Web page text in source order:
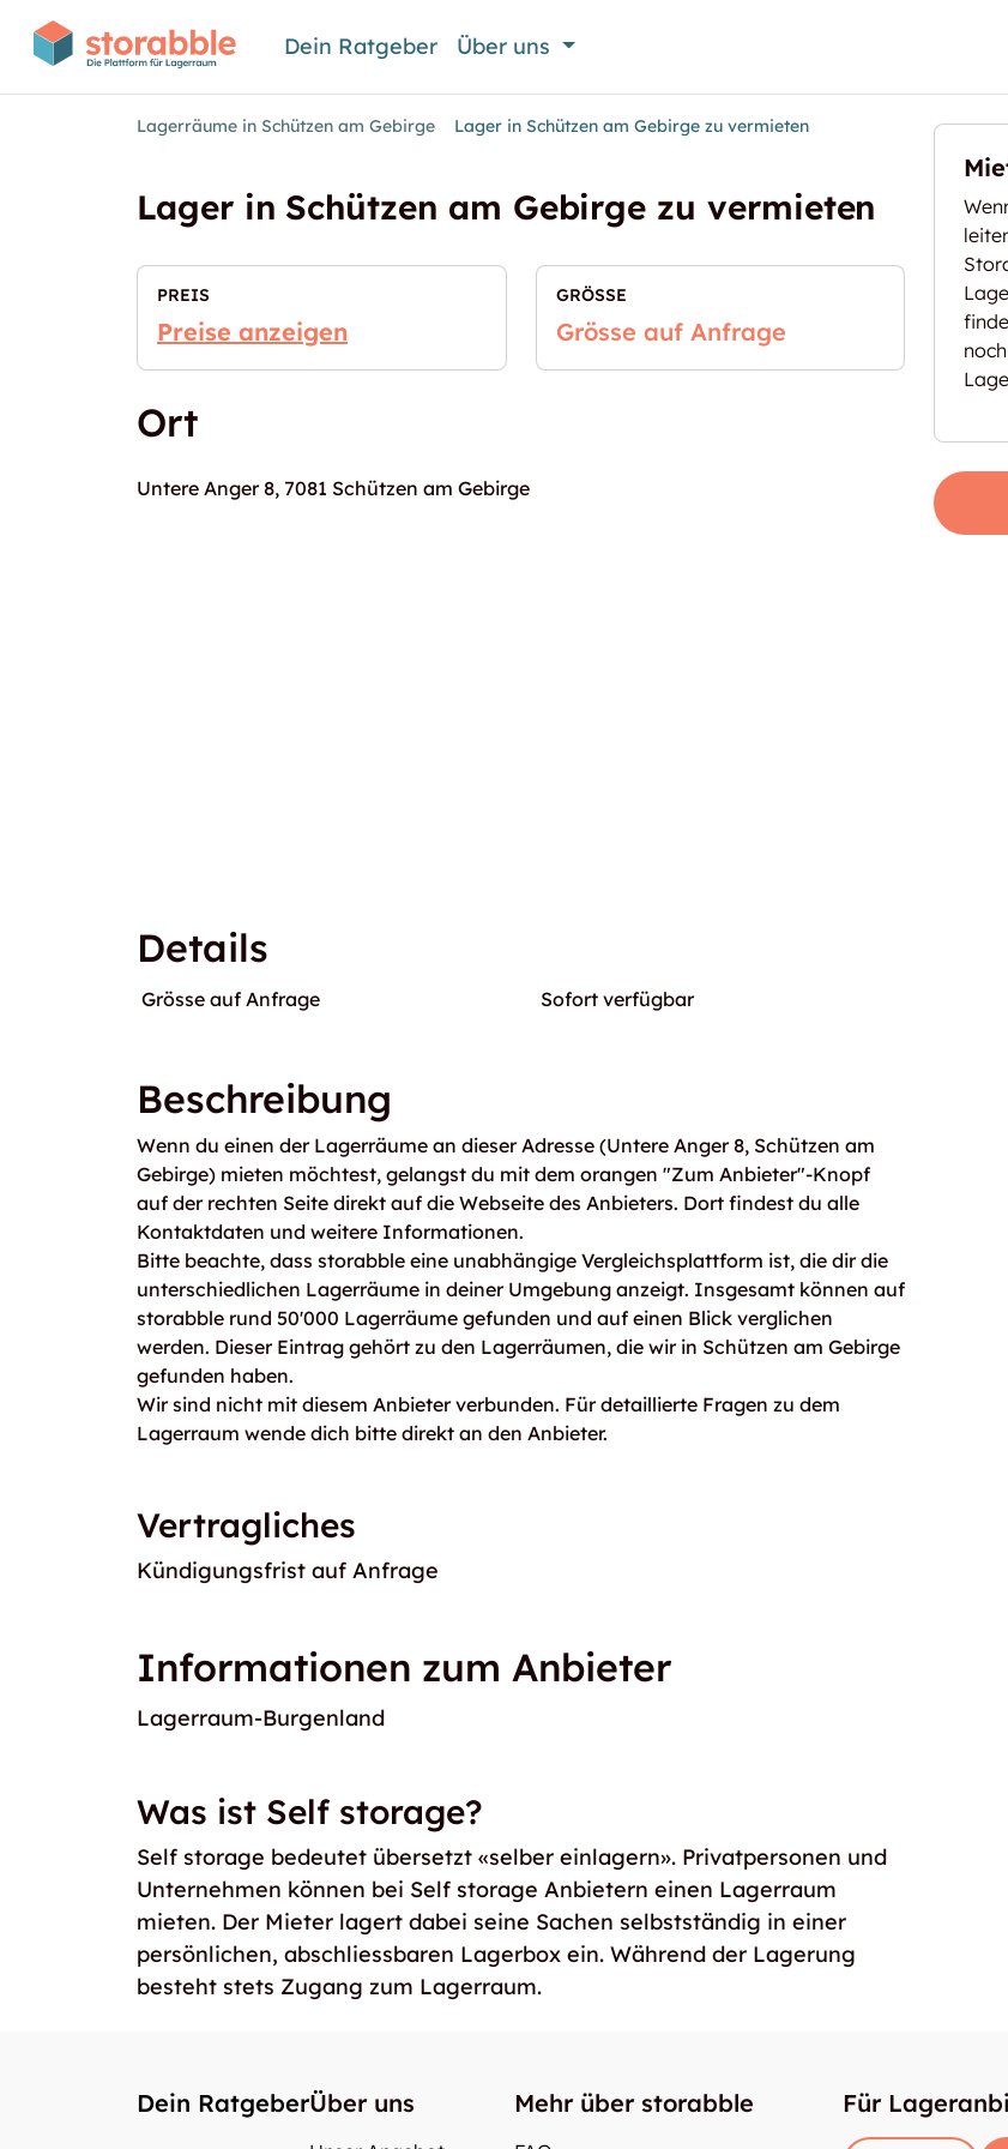
Dein Ratgeber Über uns
Lagerräume in Schützen am Gebirge Lager in Schützen am Gebirge zu vermieten
Lager in Schützen am Gebirge zu vermieten
PREIS
Preise anzeigen
GRÖSSE
Grösse auf Anfrage
Ort
Untere Anger 8, 7081 Schützen am Gebirge
Details
Grösse auf Anfrage Sofort verfügbar
Beschreibung
Wenn du einen der Lagerräume an dieser Adresse (Untere Anger 8, Schützen am
Gebirge) mieten möchtest, gelangst du mit dem orangen "Zum Anbieter"-Knopf
auf der rechten Seite direkt auf die Webseite des Anbieters. Dort findest du alle
Kontaktdaten und weitere Informationen.
Bitte beachte, dass storabble eine unabhängige Vergleichsplattform ist, die dir die
unterschiedlichen Lagerräume in deiner Umgebung anzeigt. Insgesamt können auf
storabble rund 50'000 Lagerräume gefunden und auf einen Blick verglichen
werden. Dieser Eintrag gehört zu den Lagerräumen, die wir in Schützen am Gebirge
gefunden haben.
Wir sind nicht mit diesem Anbieter verbunden. Für detaillierte Fragen zu dem
Lagerraum wende dich bitte direkt an den Anbieter.
Vertragliches
Kündigungsfrist auf Anfrage
Informationen zum Anbieter
Lagerraum-Burgenland
Was ist Self storage?
Self storage bedeutet übersetzt «selber einlagern». Privatpersonen und
Unternehmen können bei Self storage Anbietern einen Lagerraum
mieten. Der Mieter lagert dabei seine Sachen selbstständig in einer
persönlichen, abschliessbaren Lagerbox ein. Während der Lagerung
besteht stets Zugang zum Lagerraum.
Dein RatgeberÜber uns Mehr über storabble Für